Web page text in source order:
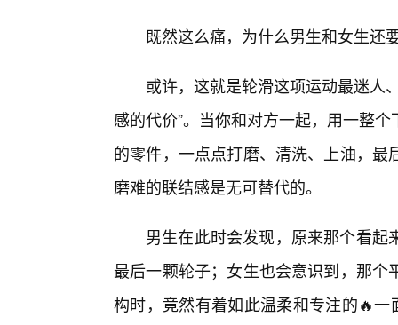
既然这么痛，为什么男生和女生还
或许，这就是轮滑这项运动最迷人
感的代价”。当你和对方一起，用一整
的零件，一点点打磨、清洗、上油，
磨难的联结感是无可替代的。
男生在此时会发现，原来那个看
最后一颗轮子；女生也会意识到，那
构时，竟然有着如此温柔和专注的🔥